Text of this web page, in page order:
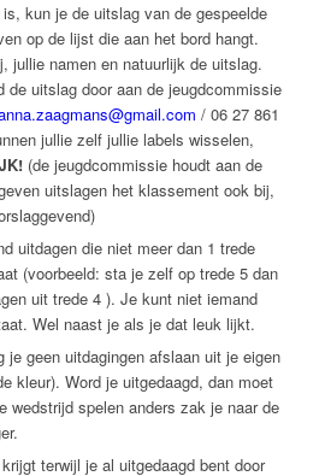
kun je de uitslag van de gespeelde
op de lijst die aan het bord hangt.
jullie namen en natuurlijk de uitslag.
de uitslag door aan de jeugdcommissie
/ 06 27 861
jullie zelf jullie labels wisselen,
(de jeugdcommissie houdt aan de
uitslagen het klassement ook bij,
uitdagen die niet meer dan 1 trede
(voorbeeld: sta je zelf op trede 5 dan
uit trede 4 ). Je kunt niet iemand
Wel naast je als je dat leuk lijkt.
je geen uitdagingen afslaan uit je eigen
kleur). Word je uitgedaagd, dan moet
wedstrijd spelen anders zak je naar de
terwijl je al uitgedaagd bent door